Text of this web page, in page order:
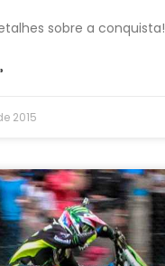
sobre a conquista!
2015